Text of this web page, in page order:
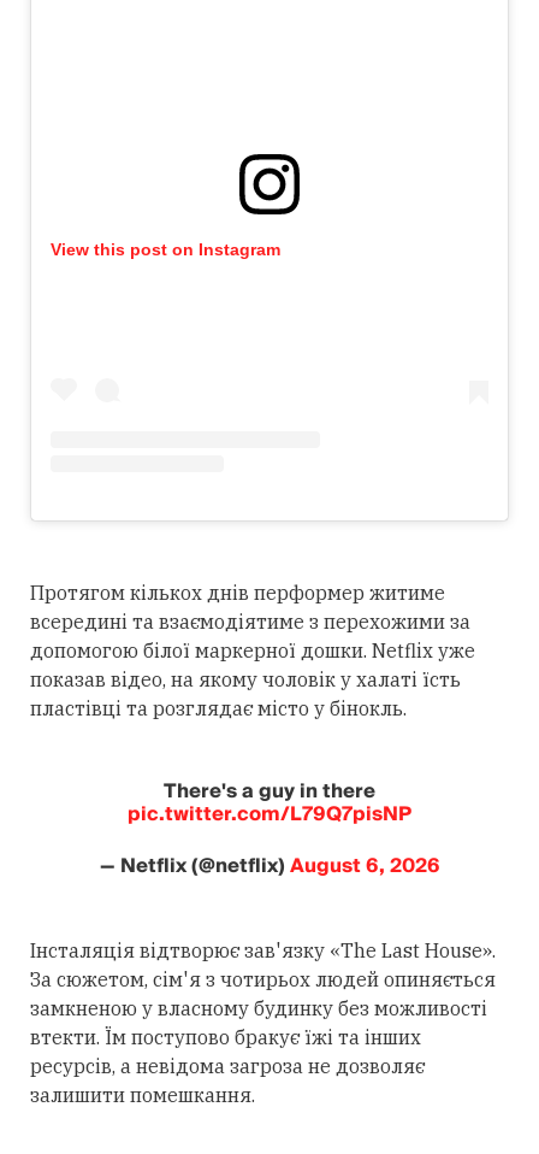
View this post on Instagram
Протягом кількох днів перформер житиме
всередині та взаємодіятиме з перехожими за
допомогою білої маркерної дошки. Netflix уже
показав відео, на якому чоловік у халаті їсть
пластівці та розглядає місто у бінокль.
There's a guy in there
pic.twitter.com/L79Q7pisNP
— Netflix (@netflix)August 6, 2026
Інсталяція відтворює зав'язку «The Last House».
За сюжетом, сім'я з чотирьох людей опиняється
замкненою у власному будинку без можливості
втекти. Їм поступово бракує їжі та інших
ресурсів, а невідома загроза не дозволяє
залишити помешкання.